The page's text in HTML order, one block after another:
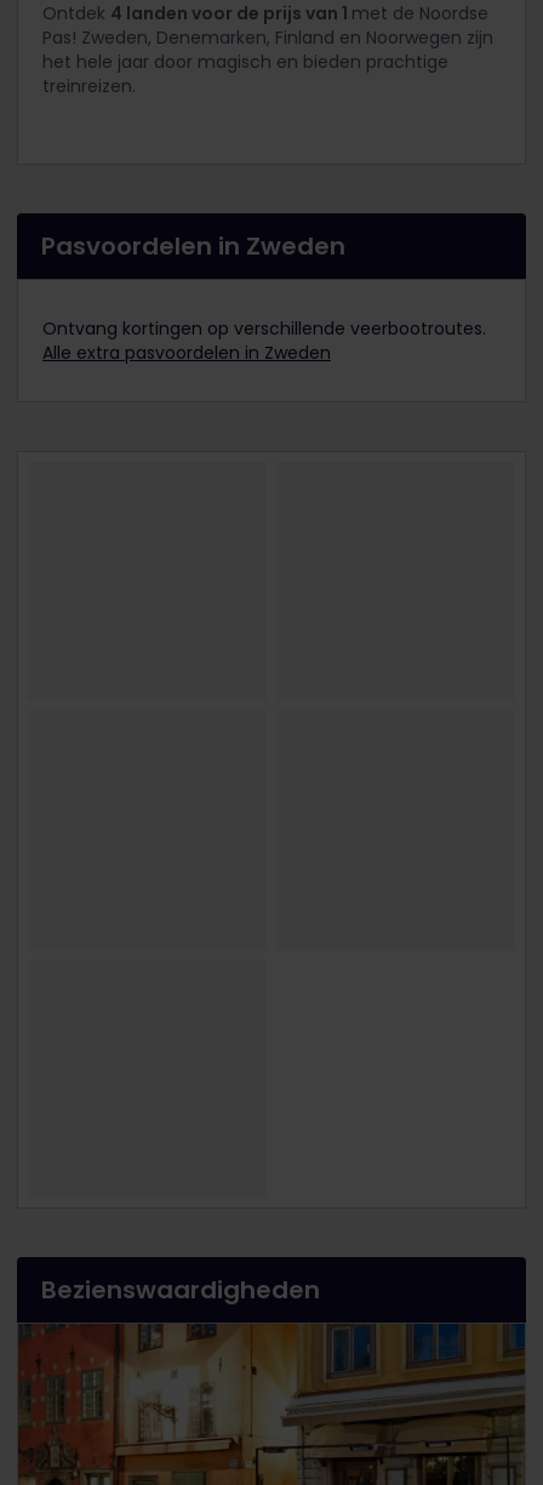
Ontdek 4 landen voor de prijs van 1 met de Noordse
Pas! Zweden, Denemarken, Finland en Noorwegen zijn
het hele jaar door magisch en bieden prachtige
treinreizen.
Pasvoordelen in Zweden
Ontvang kortingen op verschillende veerbootroutes.
Alle extra pasvoordelen in Zweden
Bezienswaardigheden